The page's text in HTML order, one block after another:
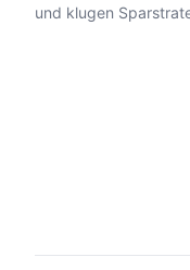
und klugen